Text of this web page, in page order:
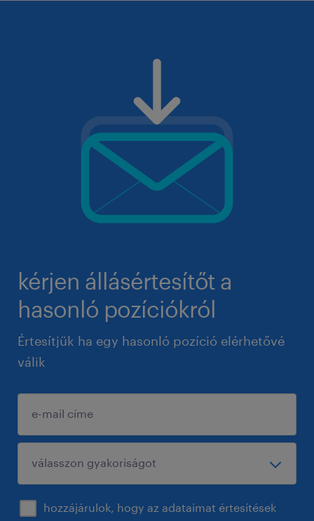
kérjen állásértesítőt a
hasonló pozíciókról
Értesítjük ha egy hasonló pozíció elérhetővé
válik
hozzájárulok, hogy az adataimat értesítések